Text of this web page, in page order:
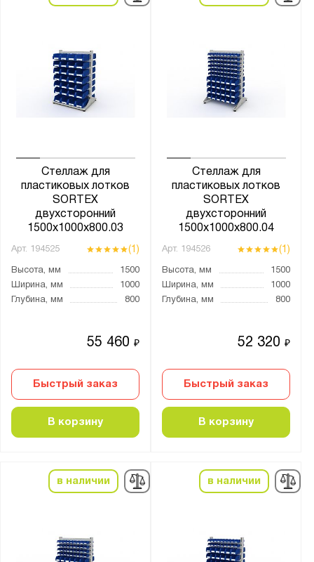
Стеллаж для
пластиковых лотков
SORTEX
двухсторонний
1500x1000x800.03
Арт. 194525 (1)
Высота, мм
1500
Ширина, мм
1000
Глубина, мм
800
55 460₽
Быстрый заказ
В корзину
Стеллаж для
пластиковых лотков
SORTEX
двухсторонний
1500x1000x800.04
Арт. 194526 (1)
Высота, мм
1500
Ширина, мм
1000
Глубина, мм
800
52 320₽
Быстрый заказ
В корзину
в наличии в наличии